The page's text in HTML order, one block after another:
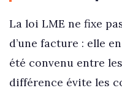
La loi LME ne fixe
d’une facture : elle
été convenu entre
différence évite les